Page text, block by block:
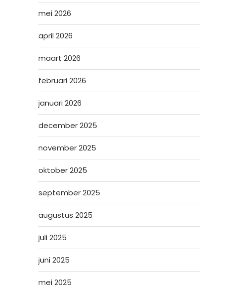
mei 2026
april 2026
maart 2026
februari 2026
januari 2026
december 2025
november 2025
oktober 2025
september 2025
augustus 2025
juli 2025
juni 2025
mei 2025